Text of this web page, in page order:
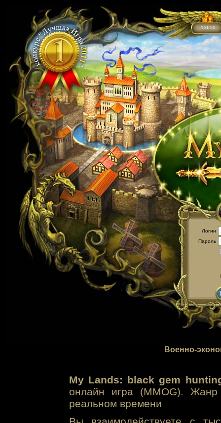
13650
Логин
Пароль
Военно-
My Lands: black gem
онлайн игра (MMOG). Жанр
реальном времени